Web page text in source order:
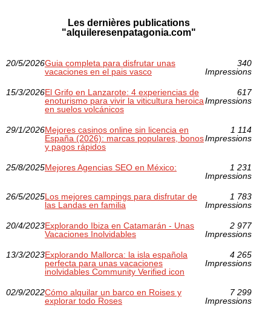
Les dernières publications
"alquileresenpatagonia.com"
20/5/2026Guia completa para disfrutar unas
vacaciones en el pais vasco
340
Impressions
15/3/2026El Grifo en Lanzarote: 4 experiencias de
enoturismo para vivir la viticultura heroica
en suelos volcánicos
617
Impressions
29/1/2026Mejores casinos online sin licencia en
España (2026): marcas populares, bonos
y pagos rápidos
1 114
Impressions
25/8/2025Mejores Agencias SEO en México:
1 231
Impressions
26/5/2025Los mejores campings para disfrutar de
las Landas en familia
1 783
Impressions
20/4/2023Explorando Ibiza en Catamarán - Unas
Vacaciones Inolvidables
2 977
Impressions
13/3/2023Explorando Mallorca: la isla española
perfecta para unas vacaciones
inolvidables Community Verified icon
4 265
Impressions
02/9/2022Cómo alquilar un barco en Roises y
explorar todo Roses
7 299
Impressions